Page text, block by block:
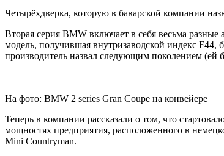
Четырёхдверка, которую в баварской компании
Вторая серия BMW включает в себя весьма
модель, получившая внутризаводской индекс F44,
производитель назвал следующим поколением (ей
На фото: BMW 2 series Gran Coupe на конвейере
Теперь в компании рассказали о том, что
мощностях предприятия, расположенного в
Mini Countryman.